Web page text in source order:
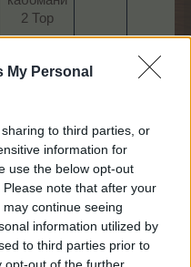
My Personal
to third parties, or
information for
use the below opt-out
note that after your
continue seeing
information utilized by
to third parties prior to
2 Тор​
1 Хиена
3 Тор​
21:00​